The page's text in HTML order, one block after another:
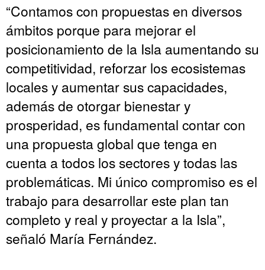
“Contamos con propuestas en diversos
ámbitos porque para mejorar el
posicionamiento de la Isla aumentando su
competitividad, reforzar los ecosistemas
locales y aumentar sus capacidades,
además de otorgar bienestar y
prosperidad, es fundamental contar con
una propuesta global que tenga en
cuenta a todos los sectores y todas las
problemáticas. Mi único compromiso es el
trabajo para desarrollar este plan tan
completo y real y proyectar a la Isla”,
señaló María Fernández.